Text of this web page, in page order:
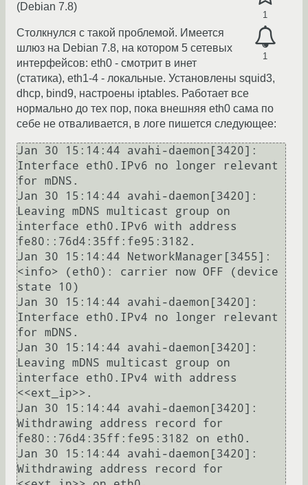
1
1
(Debian 7.8)
Столкнулся с такой проблемой. Имеется
шлюз на Debian 7.8, на котором 5 сетевых
интерфейсов: eth0 - смотрит в инет
(статика), eth1-4 - локальные. Установлены squid3,
dhcp, bind9, настроены iptables. Работает все
нормально до тех пор, пока внешняя eth0 сама по
себе не отваливается, в логе пишется следующее:
Jan 30 15:14:44 avahi-daemon[3420]:
Interface eth0.IPv6 no longer relevant
for mDNS.
Jan 30 15:14:44 avahi-daemon[3420]:
Leaving mDNS multicast group on
interface eth0.IPv6 with address
fe80::76d4:35ff:fe95:3182.
Jan 30 15:14:44 NetworkManager[3455]:
<info> (eth0): carrier now OFF (device
state 10)
Jan 30 15:14:44 avahi-daemon[3420]:
Interface eth0.IPv4 no longer relevant
for mDNS.
Jan 30 15:14:44 avahi-daemon[3420]:
Leaving mDNS multicast group on
interface eth0.IPv4 with address
<<ext_ip>>.
Jan 30 15:14:44 avahi-daemon[3420]:
Withdrawing address record for
fe80::76d4:35ff:fe95:3182 on eth0.
Jan 30 15:14:44 avahi-daemon[3420]:
Withdrawing address record for